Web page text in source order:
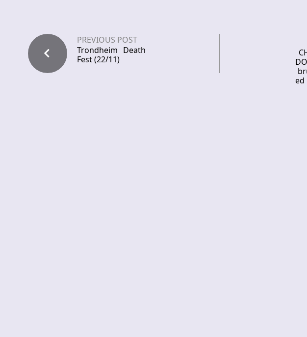
PREVIOUS POST
Trondheim Death
Fest (22/11)
ed